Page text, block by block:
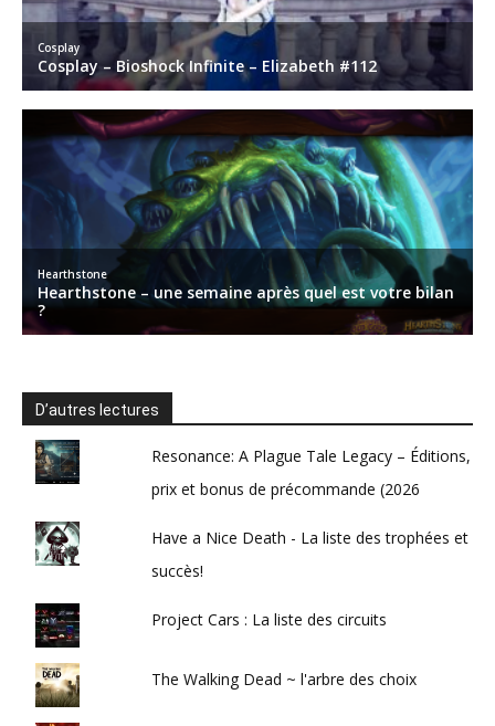
D’autres lectures
Resonance: A Plague Tale Legacy – Éditions,
prix et bonus de précommande (2026
Have a Nice Death - La liste des trophées et
succès!
Project Cars : La liste des circuits
The Walking Dead ~ l'arbre des choix